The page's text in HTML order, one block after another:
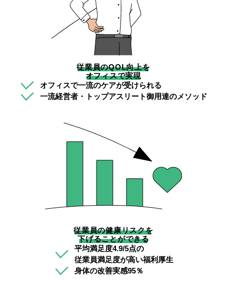
従業員のQOL向上を
オフィスで実現
オフィスで一流のケアが受けられる
一流経営者・トップアスリート御用達のメソッド
従業員の健康リスクを
下げることができる
平均満足度4.9/5点の
従業員満足度が高い福利厚生
身体の改善実感95％